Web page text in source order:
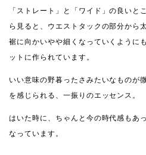
「ストレート」と「ワイド」の良い
ら見ると、ウエストタックの部分から
裾に向かいやや細くなっていくように
ットに作られています。
いい意味の野暮ったさみたいなものが
を感じられる、一振りのエッセンス。
はいた時に、ちゃんと今の時代感もあ
なっています。